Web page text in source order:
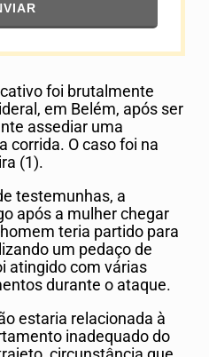
foi brutalmente
em Belém, após ser
assediar uma
corrida. O caso foi na
(1).
testemunhas, a
após a mulher chegar
teria partido para
um pedaço de
atingido com várias
durante o ataque.
estaria relacionada à
inadequado do